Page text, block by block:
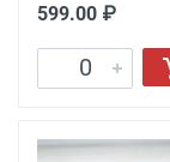
599.00 ₽